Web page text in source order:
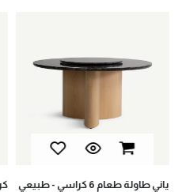
كرسي طعام لارلا رمادي